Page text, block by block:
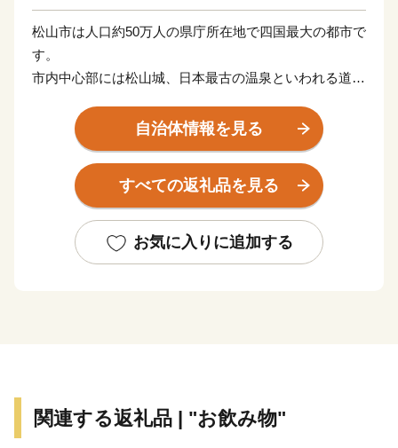
松山市は人口約50万人の県庁所在地で四国最大の都市で
す。
市内中心部には松山城、日本最古の温泉といわれる道後
また、近代俳句の祖といわれる正岡子規の生誕地でもあ
ります。
自治体情報を見る
すべての返礼品を見る
お気に入りに追加する
関連する返礼品 | "お飲み物"